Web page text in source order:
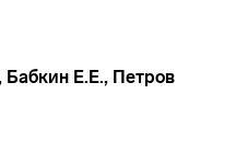
Е.Е., Петров